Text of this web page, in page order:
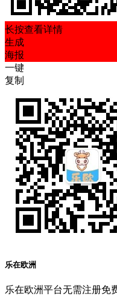
长按查看详情
生成
海报
一键
复制
乐在欧洲
乐在欧洲平台无需注册免